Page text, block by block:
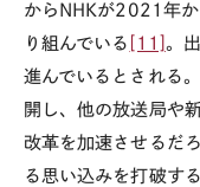
から NHKが2021 年
り組んでいる
[11] 。
進んでいるとされる
開し、他の放送局や
改革を加速させるだ
る思い込みを打破す